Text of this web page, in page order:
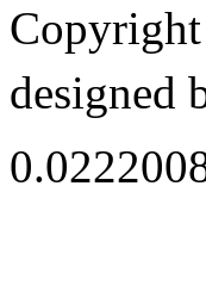
designed